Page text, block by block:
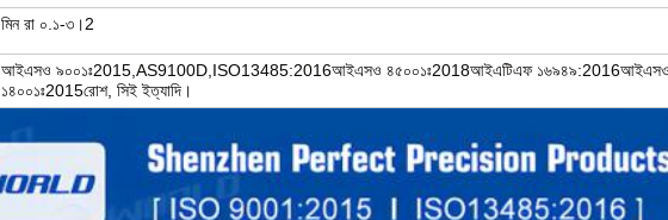
মিন রা ০.১-৩।2
আইএসও ৯০০১ঃ2015,AS9100D,ISO13485:2016আইএসও ৪৫০০১ঃ2018আইএটিএফ ১৬৯৪৯:2016আইএসও
১৪০০১ঃ2015রোশ, সিই ইত্যাদি।